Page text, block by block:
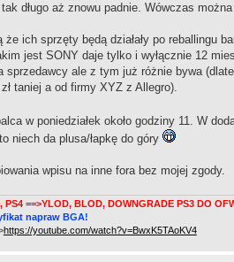
długo aż znowu padnie. Wówczas
ich sprzęty będą działały po reballingu
jest SONY daje tylko i wyłącznie 12
sprzedawcy ale z tym już różnie bywa
taniej a od firmy XYZ z Allegro).
w poniedziałek około godziny 11. W
niech da plusa/łapkę do góry
wpisu na inne fora bez mojej zgody.
PS4 ==>YLOD, BLOD, DOWNGRADE PS3 DO
napraw BGA!
https://youtube.com/watch?v=BwxK5TAoKV4